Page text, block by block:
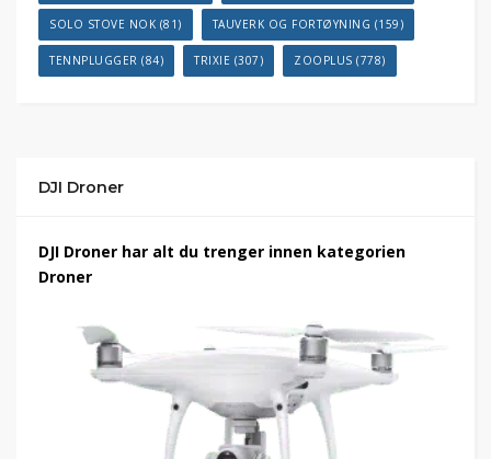
SOLO STOVE NOK (81) TAUVERK OG FORTØYNING (159)
TENNPLUGGER (84) TRIXIE (307) ZOOPLUS (778)
DJI Droner
DJI Droner har alt du trenger innen kategorien
Droner